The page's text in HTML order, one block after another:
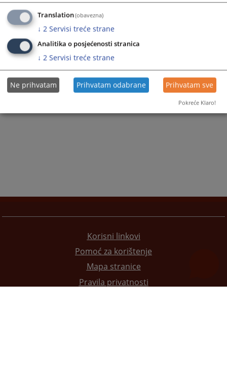
Korisni linkovi
Pomoć za korištenje
Mapa stranice
Pravila privatnosti
Translation(obavezna)
↓ 2 Servisi treće strane
Analitika o posjećenosti stranica
↓ 2 Servisi treće strane
Ne prihvatam Prihvatam odabrane Prihvatam sve
Pokreće Klaro!